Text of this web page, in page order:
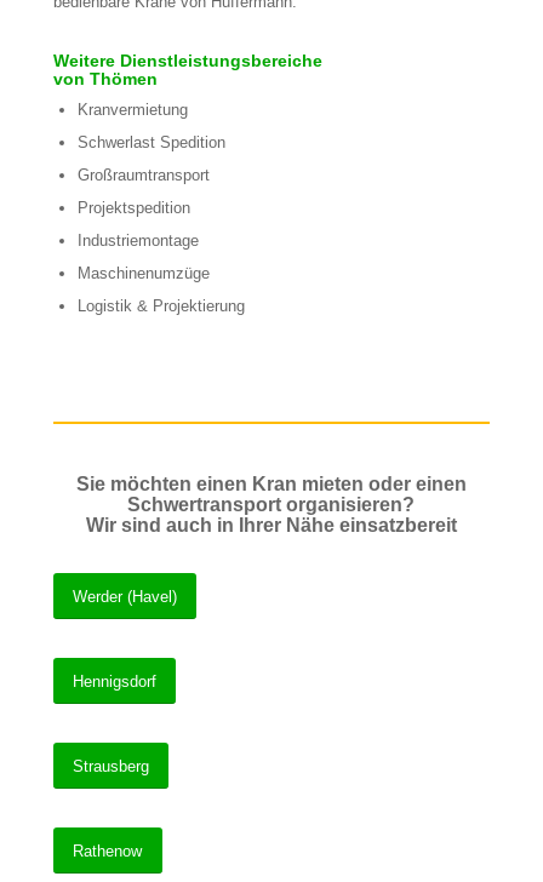
Weitere Dienstleistungsbereiche
von Thömen
Kranvermietung
Schwerlast Spedition
Großraumtransport
Projektspedition
Industriemontage
Maschinenumzüge
Logistik & Projektierung
Sie möchten einen Kran mieten oder einen
Schwertransport organisieren?
Wir sind auch in Ihrer Nähe einsatzbereit
Werder (Havel)
Hennigsdorf
Strausberg
Rathenow